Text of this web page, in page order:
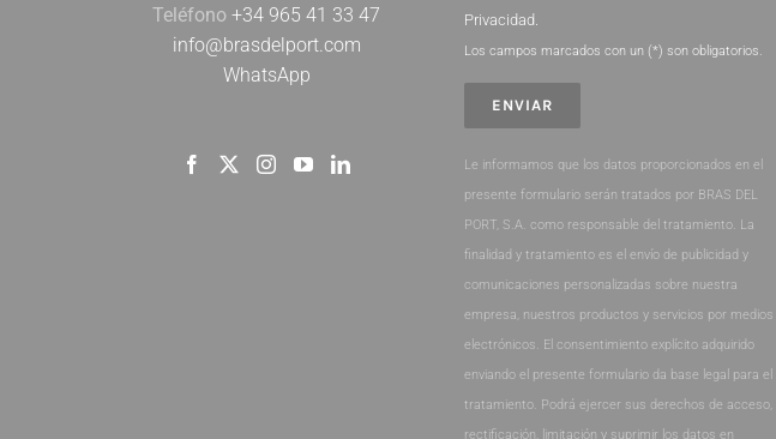
Teléfono +34 965 41 33 47
info@brasdelport.com
WhatsApp
Privacidad
Los campos marcados con un (*) son obligatorios.
Le informamos que los datos proporcionados en el
presente formulario serán tratados por BRAS DEL
PORT, S.A. como responsable del tratamiento. La
finalidad y tratamiento es el envío de publicidad y
comunicaciones personalizadas sobre nuestra
empresa, nuestros productos y servicios por medios
electrónicos. El consentimiento explícito adquirido
enviando el presente formulario da base legal para el
tratamiento. Podrá ejercer sus derechos de acceso,
rectificación, limitación y suprimir los datos en